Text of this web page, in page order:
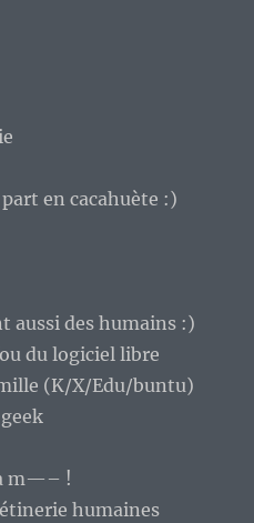
en cacahuète :)
aussi des humains :)
du logiciel libre
(K/X/Edu/buntu)
m—– !
humaines